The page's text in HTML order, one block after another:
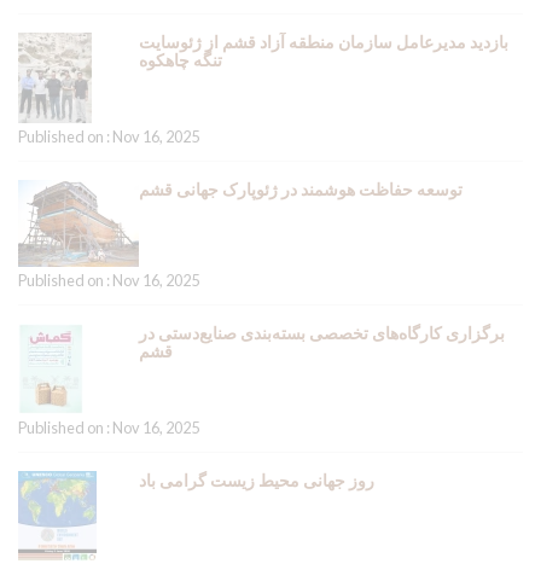
بازدید مدیرعامل سازمان منطقه آزاد قشم از ژئوسایت
تنگه چاهکوه
Published on : Nov 16, 2025
توسعه حفاظت هوشمند در ژئوپارک جهانی قشم
Published on : Nov 16, 2025
برگزاری کارگاه‌های تخصصی بسته‌بندی صنایع‌دستی در
قشم
Published on : Nov 16, 2025
روز جهانی محیط زیست گرامی باد